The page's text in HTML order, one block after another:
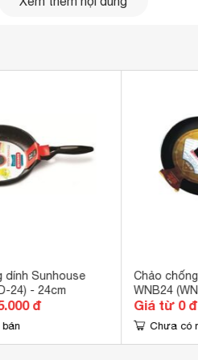
được 3 – 4 đùi gà cùng lúc
dính Sunhouse
24) - 24cm
đ
Chảo
WNB24
Giá từ 0 đ
Chưa có